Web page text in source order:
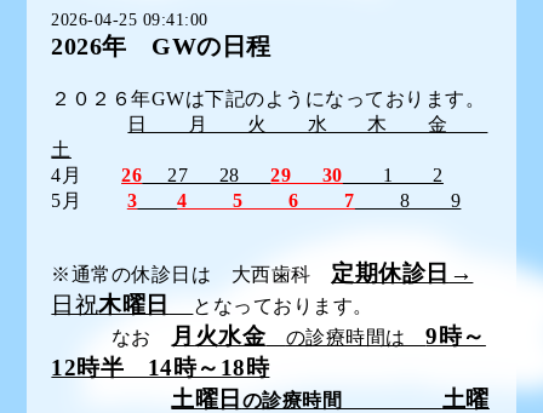
2026-04-25 09:41:00
2026年 GWの日程
２０２６年GWは下記のようになっております。
日 月 火 水 木 金
土
4月26 27 2829 30 1 2
5月 3 4 5 6 7 8 9
※通常の休診日は 大西歯科 定期休診日 →
日祝木曜日
となっております。
なお
月 火水金 の診療時間は9時～
12時半 14時～18時
土曜日 の診療時間 土曜